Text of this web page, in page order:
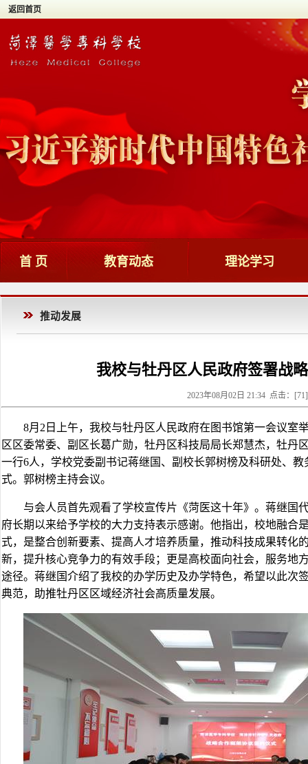
返回首页
首 页 教育动态 理论学习
推动发展
我校与牡丹区人民政府签署战
2023年08月02日 21:34 点击：[71]
8月2日上午，我校与牡丹区人民政府在图书馆第一会议室
区区委常委、副区长葛广勋，牡丹区科技局局长郑慧杰，牡丹
一行6人，学校党委副书记蒋继国、副校长郭树榜及科研处、
式。郭树榜主持会议。
与会人员首先观看了学校宣传片《菏医这十年》。蒋继国
府长期以来给予学校的大力支持表示感谢。他指出，校地融合
式，是整合创新要素、提高人才培养质量，推动科技成果转化
新，提升核心竞争力的有效手段；更是高校面向社会，服务地
途径。蒋继国介绍了我校的办学历史及办学特色，希望以此次
典范，助推牡丹区区域经济社会高质量发展。